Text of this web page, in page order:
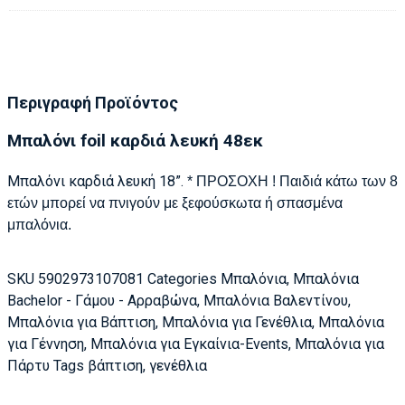
Περιγραφή Προϊόντος
Μπαλόνι foil καρδιά λευκή 48εκ
Μπαλόνι καρδιά λευκή 18”. * ΠΡΟΣΟΧΗ ! Παιδιά κάτω των 8
ετών μπορεί να πνιγούν με ξεφούσκωτα ή σπασμένα
μπαλόνια.
SKU 5902973107081 Categories Μπαλόνια, Μπαλόνια
Bachelor - Γάμου - Αρραβώνα, Μπαλόνια Βαλεντίνου,
Μπαλόνια για Βάπτιση, Μπαλόνια για Γενέθλια, Μπαλόνια
για Γέννηση, Μπαλόνια για Εγκαίνια-Events, Μπαλόνια για
Πάρτυ Tags βάπτιση, γενέθλια